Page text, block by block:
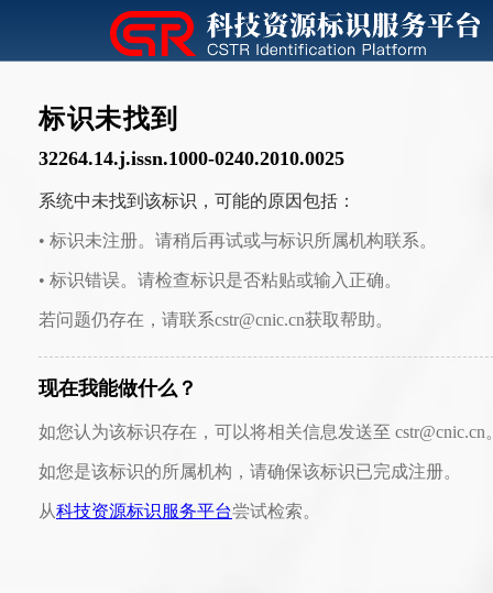
标识未找到
32264.14.j.issn.1000-0240.2010.0025
系统中未找到该标识，可能的原因包括：
• 标识未注册。请稍后再试或与标识所属机构联系。
• 标识错误。请检查标识是否粘贴或输入正确。
若问题仍存在，请联系cstr@cnic.cn获取帮助。
现在我能做什么？
如您认为该标识存在，可以将相关信息发送至 cstr@cnic.cn
如您是该标识的所属机构，请确保该标识已完成注册。
从科技资源标识服务平台尝试检索。